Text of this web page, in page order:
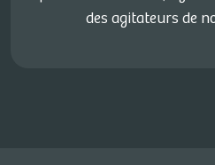
des agitateurs de